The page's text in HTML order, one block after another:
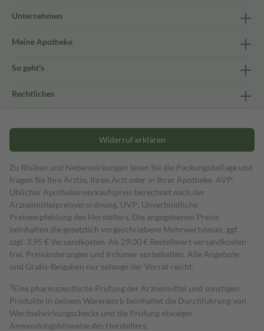
Unternehmen
Meine Apotheke
So geht's
Rechtliches
Widerruf erklären
Zu Risiken und Nebenwirkungen lesen Sie die Packungsbeilage und
fragen Sie Ihre Ärztin, Ihren Arzt oder in Ihrer Apotheke. AVP:
Üblicher Apothekenverkaufspreis berechnet nach der
Arzneimittelpreisverordnung. UVP: Unverbindliche
Preisempfehlung des Herstellers. Die angegebenen Preise
beinhalten die gesetzlich vorgeschriebene Mehrwertsteuer, ggf.
zzgl. 3,95 € Versandkosten. Ab 29,00 € Bestell­wert versand­kosten­
frei. Preisänderungen und Irrtümer vorbehalten. Alle Angebote
und Gratis-Beigaben nur solange der Vorrat reicht.
1 Eine pharmazeutische Prüfung der Arzneimittel und sonstigen
Produkte in deinem Warenkorb beinhaltet die Durchführung von
Wechselwirkungschecks und die Prüfung etwaiger
Anwendungshinweise des Herstellers.